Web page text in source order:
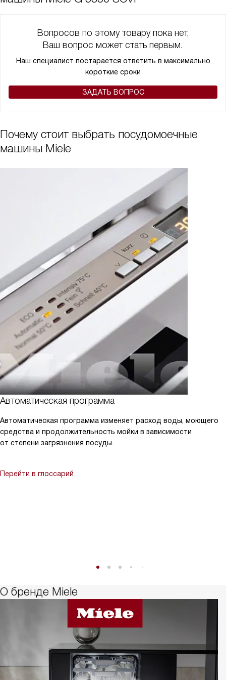
Вопросов по этому товару пока нет,
Ваш вопрос может стать первым.
Наш специалист постарается ответить в максимально
короткие сроки
ЗАДАТЬ ВОПРОС
Почему стоит выбрать посудомоечные
машины Miele
Автоматическая программа
Автоматическая программа изменяет расход воды, моющего
средства и продолжительность мойки в зависимости
от степени загрязнения посуды.
Перейти в глоссарий
О бренде Miele